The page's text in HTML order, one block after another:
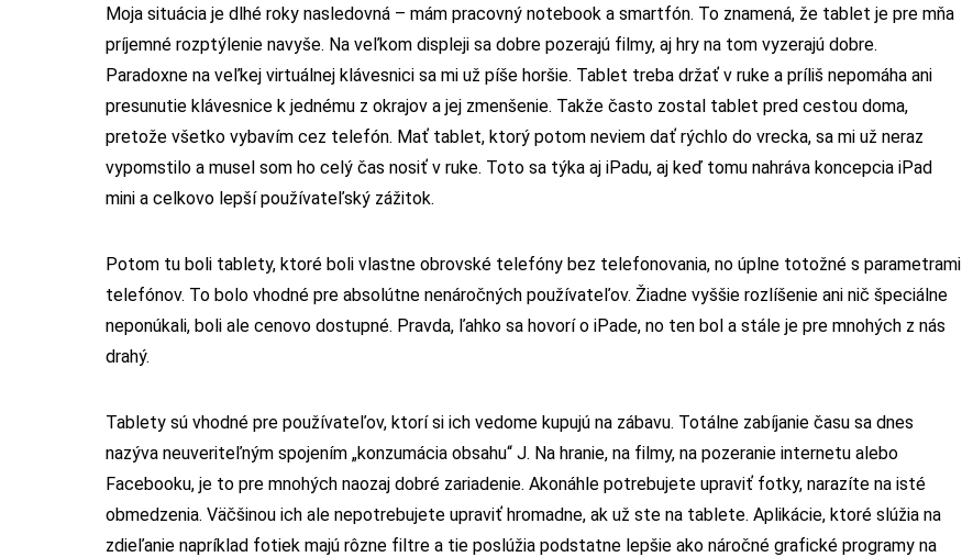
Moja situácia je dlhé roky nasledovná – mám pracovný notebook a smartfón. To znamená, že tablet je pre mňa
príjemné rozptýlenie navyše. Na veľkom displeji sa dobre pozerajú filmy, aj hry na tom vyzerajú dobre.
Paradoxne na veľkej virtuálnej klávesnici sa mi už píše horšie. Tablet treba držať v ruke a príliš nepomáha ani
presunutie klávesnice k jednému z okrajov a jej zmenšenie. Takže často zostal tablet pred cestou doma,
pretože všetko vybavím cez telefón. Mať tablet, ktorý potom neviem dať rýchlo do vrecka, sa mi už neraz
vypomstilo a musel som ho celý čas nosiť v ruke. Toto sa týka aj iPadu, aj keď tomu nahráva koncepcia iPad
mini a celkovo lepší používateľský zážitok.
Potom tu boli tablety, ktoré boli vlastne obrovské telefóny bez telefonovania, no úplne totožné s parametrami
telefónov. To bolo vhodné pre absolútne nenáročných používateľov. Žiadne vyššie rozlíšenie ani nič špeciálne
neponúkali, boli ale cenovo dostupné. Pravda, ľahko sa hovorí o iPade, no ten bol a stále je pre mnohých z nás
drahý.
Tablety sú vhodné pre používateľov, ktorí si ich vedome kupujú na zábavu. Totálne zabíjanie času sa dnes
nazýva neuveriteľným spojením „konzumácia obsahu“ J. Na hranie, na filmy, na pozeranie internetu alebo
Facebooku, je to pre mnohých naozaj dobré zariadenie. Akonáhle potrebujete upraviť fotky, narazíte na isté
obmedzenia. Väčšinou ich ale nepotrebujete upraviť hromadne, ak už ste na tablete. Aplikácie, ktoré slúžia na
zdieľanie napríklad fotiek majú rôzne filtre a tie poslúžia podstatne lepšie ako náročné grafické programy na